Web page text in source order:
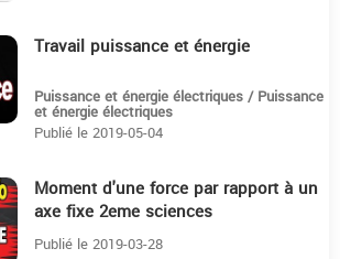
Travail puissance et énergie
Puissance et énergie électriques / Puissance
et énergie électriques
Publié le 2019-05-04
Moment d'une force par rapport à un
axe fixe 2eme sciences
Publié le 2019-03-28